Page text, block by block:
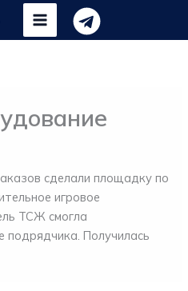
сделали площадку по
игровое
ТСЖ смогла
подрядчика. Получилась